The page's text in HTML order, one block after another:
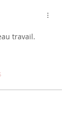
travail.